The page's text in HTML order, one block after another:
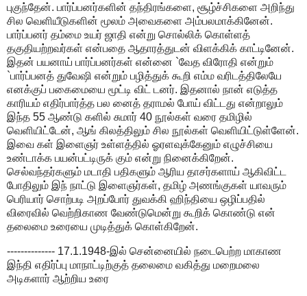
புகுந்தேன். பார்ப்பனர்களின் தந்திரங்களை, சூழ்ச்சிகளை அறிந்து
சில வெளியீடுகளின் மூலம் அவைகளை அம்பலமாக்கினேன்.
பார்ப்பனர் தம்மை உயர் ஜாதி என்று சொல்லிக் கொள்ளத்
தகுதியற்றவர்கள் என்பதை ஆதாரத்துடன் விளக்கிக் காட்டினேன்.
இதன் பயனாய் பார்ப்பனர்கள் என்னை `வேத விரோதி என்றும்
`பார்ப்பனத் துவேஷி என்றும் பழித்துக் கூறி எம்ம வரிடத்திலேயே
எனக்குப் பகைமையை மூட்டி விட் டனர். இதனால் நான் எடுத்த
காரியம் எதிர்பார்த்த பல னைத் தராமல் போய் விட்டது என்றாலும்
இந்த 55 ஆண்டு களில் சுமார் 40 நூல்கள் வரை தமிழில்
வெளியிட்டேன், ஆங் கிலத்திலும் சில நூல்கள் வெளியிட்டுள்ளேன்.
இவை கள் இளைஞர் உள்ளத்தில் ஓரளவுக்கேனும் எழுச்சியை
உண்டாக்க பயன்பட்டிருக் கும் என்று நினைக்கிறேன்.
செல்வந்தர்களும் மடாதி பதிகளும் ஆரிய தாசர்களாய் ஆகிவிட்ட
போதிலும் இந் நாட்டு இளைஞர்கள், தமிழ் அணங்குகள் யாவரும்
பெரியார் சொற்படி அறப்போர் துவக்கி ஹிந்தியை ஒழிப்பதில்
விரைவில் வெற்றிகாண வேண்டுமென்று கூறிக் கொண்டு என்
தலைமை உரையை முடித்துக் கொள்கிறேன்.
-------------- 17.1.1948-இல் சென்னையில் நடைபெற்ற மாகாண
இந்தி எதிர்ப்பு மாநாட்டிற்குத் தலைமை வகித்து மறைமலை
அடிகளார் ஆற்றிய உரை